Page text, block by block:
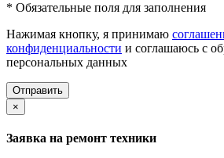
* Обязательные поля для заполнения
Нажимая кнопку, я принимаю
конфиденциальности и соглашаюсь с
персональных данных
Отправить
×
Заявка на ремонт техники